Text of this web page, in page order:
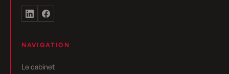
NAVIGATION
Le cabinet